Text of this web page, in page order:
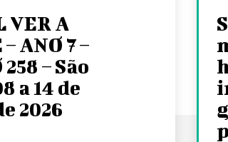
VER A
ANO 7 –
– São
a 14 de
2026